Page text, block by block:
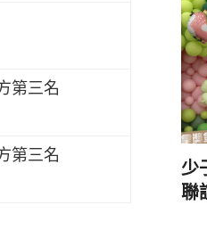
第三名
第三名
少
聯